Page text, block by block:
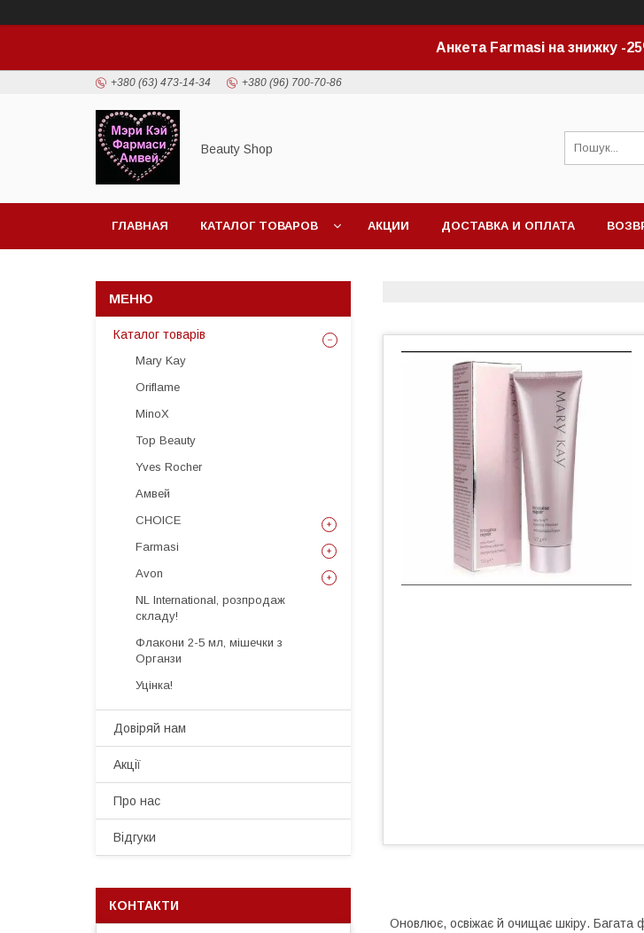
Анкета Farmasi на знижку -
+380 (63) 473-14-34 +380 (96) 700-70-86
Beauty Shop
ГЛАВНАЯ КАТАЛОГ ТОВАРОВ АКЦИИ ДОСТАВКА И ОПЛАТА
Оновлює, освіжає й очищає шкіру. Багата
Каталог товарів
Mary Kay
Oriflame
MinoX
Top Beauty
Yves Rocher
Амвей
CHOICE
Farmasi
Avon
NL International, розпродаж
складу!
Флакони 2-5 мл, мішечки з
Органзи
Уцінка!
Довіряй нам
Акції
Про нас
Відгуки
КОНТАКТИ